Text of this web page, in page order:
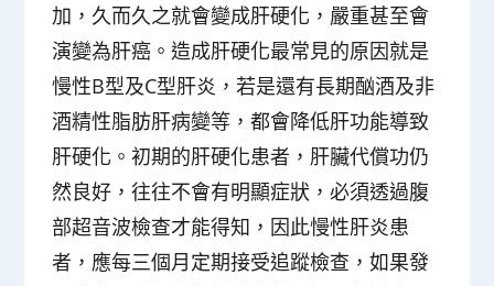
加，久而久之就會變成肝硬化，嚴重甚至會
演變為肝癌。造成肝硬化最常見的原因就是
慢性B型及C型肝炎，若是還有長期酗酒及非
酒精性脂肪肝病變等，都會降低肝功能導致
肝硬化。初期的肝硬化患者，肝臟代償功仍
然良好，往往不會有明顯症狀，必須透過腹
部超音波檢查才能得知，因此慢性肝炎患
者，應每三個月定期接受追蹤檢查，如果發